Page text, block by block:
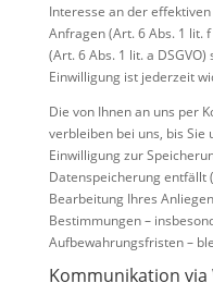
Interesse an der
Anfragen (Art. 6 Abs. 1 lit.
(Art. 6 Abs. 1 lit. a
Einwilligung ist jederzeit
Die von Ihnen an uns per
verbleiben bei uns, bis Sie
Einwilligung zur
Datenspeicherung entfällt
Bearbeitung Ihres
Bestimmungen –
Aufbewahrungsfristen –
Kommunikation via